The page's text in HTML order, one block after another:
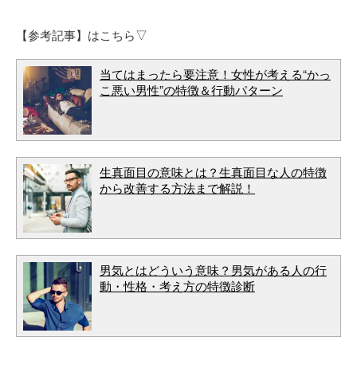
【参考記事】はこちら▽
当てはまったら要注意！女性が考える“かっ
こ悪い男性”の特徴＆行動パターン
生真面目の意味とは？生真面目な人の特徴
から改善する方法まで解説！
男気とはどういう意味？男気がある人の行
動・性格・考え方の特徴診断